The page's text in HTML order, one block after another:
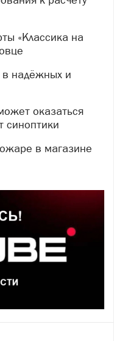
синоптики